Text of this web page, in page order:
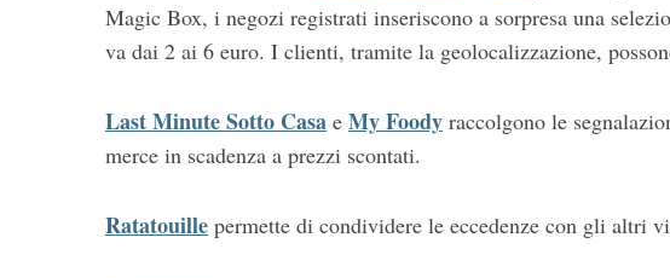
Magic Box, i negozi registrati inseriscono a sorpresa una
va dai 2 ai 6 euro. I clienti, tramite la geolocalizzazione,
Last Minute Sotto Casa e My Foody raccolgono le
merce in scadenza a prezzi scontati.
Ratatouille permette di condividere le eccedenze con gli altri
r
: